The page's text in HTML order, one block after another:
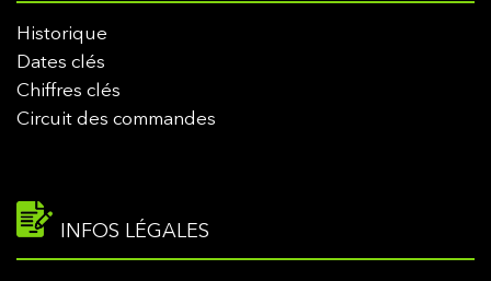
Historique
Dates clés
Chiffres clés
Circuit des commandes
INFOS LÉGALES